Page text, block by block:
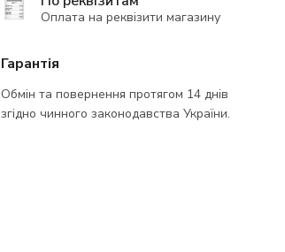
Оплата на реквізити магазину
Гарантія
Обмін та повернення протягом 14 днів
згідно чинного законодавства України.